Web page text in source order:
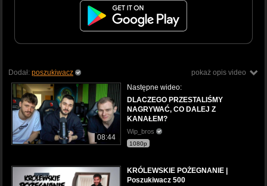
pokaż opis video
Dodał: poszukiwacz
08:44
Następne wideo:
DLACZEGO PRZESTALIŚMY
NAGRYWAĆ, CO DALEJ Z
KANAŁEM?
Wip_bros
1080p
KRÓLEWSKIE POŻEGNANIE |
Poszukiwacz 500